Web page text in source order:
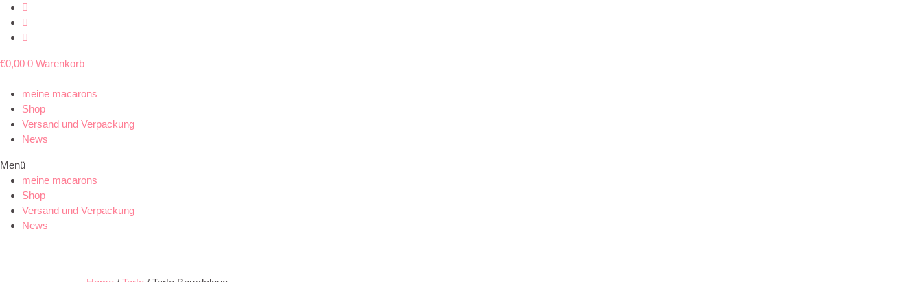
€0,00 0 Warenkorb
meine macarons
Shop
Versand und Verpackung
News
Menü
meine macarons
Shop
Versand und Verpackung
News